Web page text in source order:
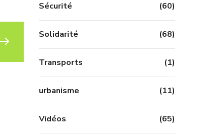
Sécurité (60)
Solidarité (68)
Transports (1)
urbanisme (11)
Vidéos (65)